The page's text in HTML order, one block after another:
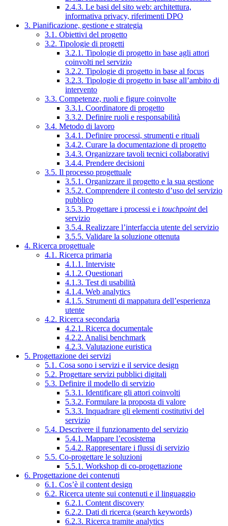
2.4.3. Le basi del sito web: architettura,
informativa privacy, riferimenti DPO
3. Pianificazione, gestione e strategia
3.1. Obiettivi del progetto
3.2. Tipologie di progetti
3.2.1. Tipologie di progetto in base agli attori
coinvolti nel servizio
3.2.2. Tipologie di progetto in base al focus
3.2.3. Tipologie di progetto in base all’ambito di
intervento
3.3. Competenze, ruoli e figure coinvolte
3.3.1. Coordinatore di progetto
3.3.2. Definire ruoli e responsabilità
3.4. Metodo di lavoro
3.4.1. Definire processi, strumenti e rituali
3.4.2. Curare la documentazione di progetto
3.4.3. Organizzare tavoli tecnici collaborativi
3.4.4. Prendere decisioni
3.5. Il processo progettuale
3.5.1. Organizzare il progetto e la sua gestione
3.5.2. Comprendere il contesto d’uso del servizio
pubblico
3.5.3. Progettare i processi e i touchpointdel
servizio
3.5.4. Realizzare l’interfaccia utente del servizio
3.5.5. Validare la soluzione ottenuta
4. Ricerca progettuale
4.1. Ricerca primaria
4.1.1. Interviste
4.1.2. Questionari
4.1.3. Test di usabilità
4.1.4. Web analytics
4.1.5. Strumenti di mappatura dell’esperienza
utente
4.2. Ricerca secondaria
4.2.1. Ricerca documentale
4.2.2. Analisi benchmark
4.2.3. Valutazione euristica
5. Progettazione dei servizi
5.1. Cosa sono i servizi e il service design
5.2. Progettare servizi pubblici digitali
5.3. Definire il modello di servizio
5.3.1. Identificare gli attori coinvolti
5.3.2. Formulare la proposta di valore
5.3.3. Inquadrare gli elementi costitutivi del
servizio
5.4. Descrivere il funzionamento del servizio
5.4.1. Mappare l’ecosistema
5.4.2. Rappresentare i flussi di servizio
5.5. Co-progettare le soluzioni
5.5.1. Workshop di co-progettazione
6. Progettazione dei contenuti
6.1. Cos’è il content design
6.2. Ricerca utente sui contenuti e il linguaggio
6.2.1. Content discovery
6.2.2. Dati di ricerca (search keywords)
6.2.3. Ricerca tramite analytics